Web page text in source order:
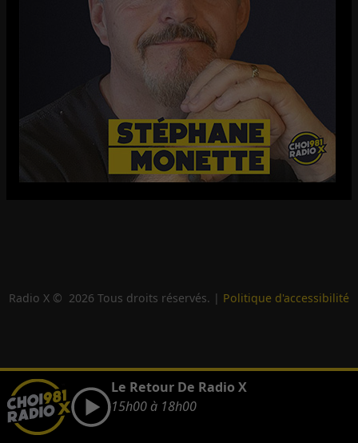
Radio X © 2026 Tous droits réservés. | Politique d'accessibilité
Le Retour De Radio X
15h00 à 18h00